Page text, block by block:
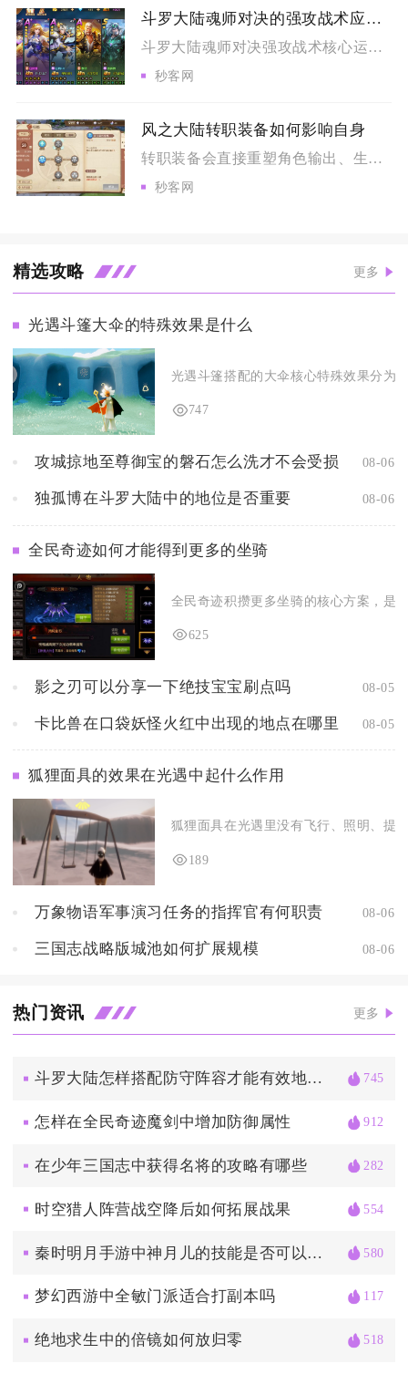
斗罗大陆魂师对决的强攻战术应该如何运用
斗罗大陆魂师对决强攻战术核心运用逻辑为分场景搭建配套增益体系...
秒客网
风之大陆转职装备如何影响自身
转职装备会直接重塑角色输出、生存、辅助三类核心能力，套装专属...
秒客网
精选攻略 更多
光遇斗篷大伞的特殊效果是什么
光遇斗篷搭配的大伞核心特殊效果分为
747
攻城掠地至尊御宝的磐石怎么洗才不会受损 08-06
独孤博在斗罗大陆中的地位是否重要 08-06
全民奇迹如何才能得到更多的坐骑
全民奇迹积攒更多坐骑的核心方案，是
625
影之刃可以分享一下绝技宝宝刷点吗 08-05
卡比兽在口袋妖怪火红中出现的地点在哪里 08-05
狐狸面具的效果在光遇中起什么作用
狐狸面具在光遇里没有飞行、照明、提
189
万象物语军事演习任务的指挥官有何职责 08-06
三国志战略版城池如何扩展规模 08-06
热门资讯 更多
斗罗大陆怎样搭配防守阵容才能有效地抵挡蓝银皇的攻击 745
怎样在全民奇迹魔剑中增加防御属性 912
在少年三国志中获得名将的攻略有哪些 282
时空猎人阵营战空降后如何拓展战果 554
秦时明月手游中神月儿的技能是否可以升级 580
梦幻西游中全敏门派适合打副本吗 117
绝地求生中的倍镜如何放归零 518